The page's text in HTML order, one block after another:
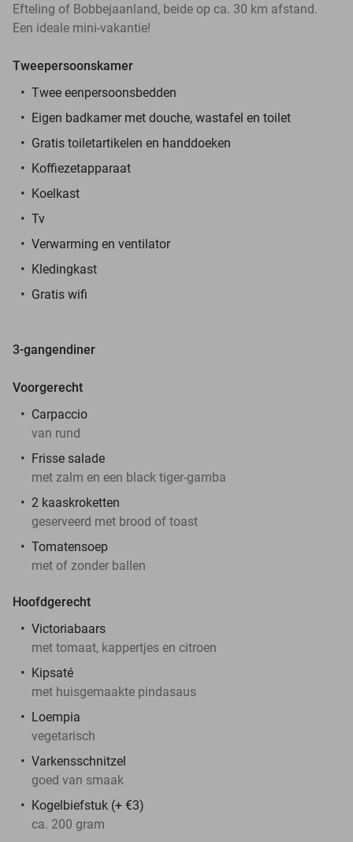
Efteling of Bobbejaanland, beide op ca. 30 km afstand.
Een ideale mini-vakantie!
Tweepersoonskamer
Twee eenpersoonsbedden
Eigen badkamer met douche, wastafel en toilet
Gratis toiletartikelen en handdoeken
Koffiezetapparaat
Koelkast
Tv
Verwarming en ventilator
Kledingkast
Gratis wifi
3-gangendiner
Voorgerecht
Carpaccio
van rund
Frisse salade
met zalm en een black tiger-gamba
2 kaaskroketten
geserveerd met brood of toast
Tomatensoep
met of zonder ballen
Hoofdgerecht
Victoriabaars
met tomaat, kappertjes en citroen
Kipsaté
met huisgemaakte pindasaus
Loempia
vegetarisch
Varkensschnitzel
goed van smaak
Kogelbiefstuk (+ €3)
ca. 200 gram